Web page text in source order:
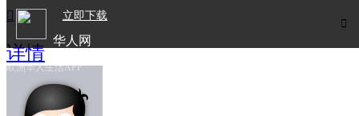

立即下载
华人网
欧洲华人生活APP

详情